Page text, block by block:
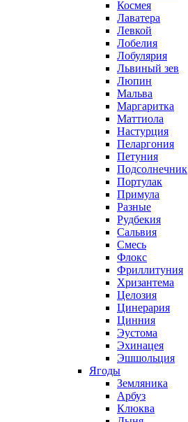
Космея
Лаватера
Левкой
Лобелия
Лобулярия
Львиный зев
Люпин
Мальва
Маргаритка
Маттиола
Настурция
Пеларгония
Петуния
Подсолнечник
Портулак
Примула
Разные
Рудбекия
Сальвия
Смесь
Флокс
Фриллитуния
Хризантема
Целозия
Цинерария
Цинния
Эустома
Эхинацея
Эшшольция
Ягоды
Земляника
Арбуз
Клюква